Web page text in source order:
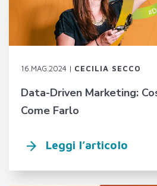
16.MAG.2024 | CECILIA SECCO
Data-Driven Marketing:
Come Farlo
Leggi l’articolo